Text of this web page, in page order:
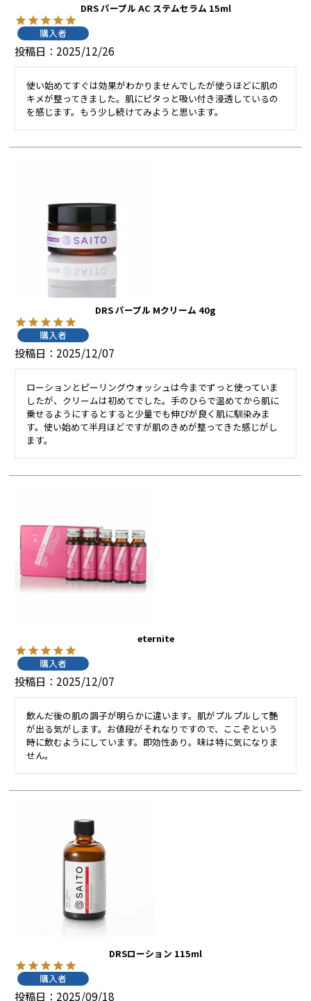
DRS パープル AC ステムセラム 15ml
購入者
投稿日 2025/12/26
使い始めてすぐは効果がわかりませんでしたが使うほどに肌の
キメが整ってきました。肌にピタっと吸い付き浸透しているの
を感じます。もう少し続けてみようと思います。
DRS パープル Mクリーム 40g
購入者
投稿日 2025/12/07
ローションとピーリングウォッシュは今までずっと使っていま
したが、クリームは初めてでした。手のひらで温めてから肌に
乗せるようにするとすると少量でも伸びが良く肌に馴染みま
す。使い始めて半月ほどですが肌のきめが整ってきた感じがし
ます。
eternite
購入者
投稿日 2025/12/07
飲んだ後の肌の調子が明らかに違います。肌がプルプルして艶
が出る気がします。お値段がそれなりですので、ここぞという
時に飲むようにしています。即効性あり。味は特に気になりま
せん。
DRSローション 115ml
購入者
投稿日 2025/09/18